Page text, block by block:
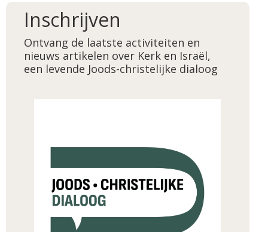
Inschrijven
Ontvang de laatste activiteiten en
nieuws artikelen over Kerk en Israël,
een levende Joods-christelijke dialoog